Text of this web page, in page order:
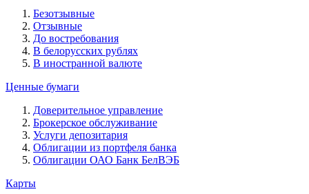
Безотзывные
Отзывные
До востребования
В белорусских рублях
В иностранной валюте
Ценные бумаги
Доверительное управление
Брокерское обслуживание
Услуги депозитария
Облигации из портфеля банка
Облигации ОАО Банк БелВЭБ
Карты